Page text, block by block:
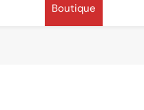
Boutique